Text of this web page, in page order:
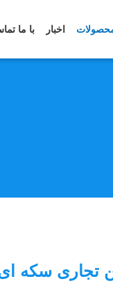
اخبار با ما
تجاری سکه